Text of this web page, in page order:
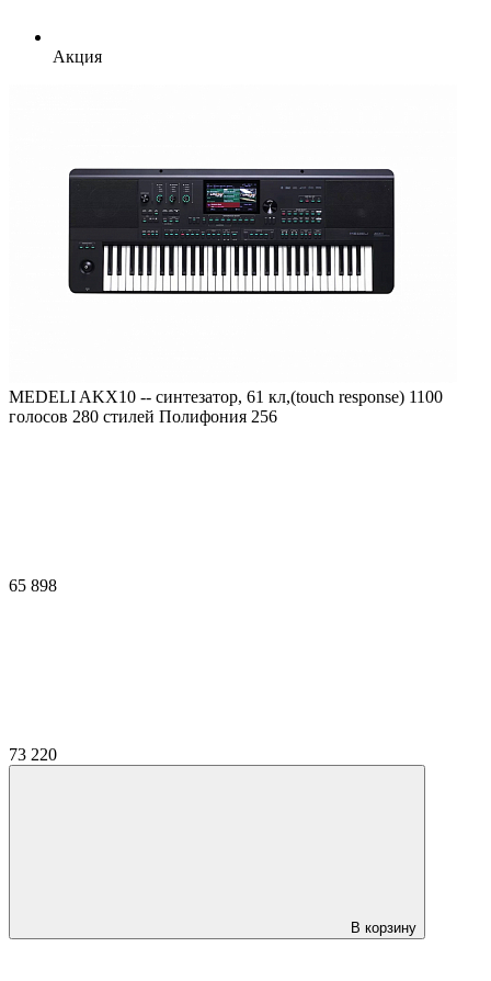
Акция
MEDELI AKX10 -- синтезатор, 61 кл,(touch response) 1100
голосов 280 стилей Полифония 256
65 898
73 220
В корзину